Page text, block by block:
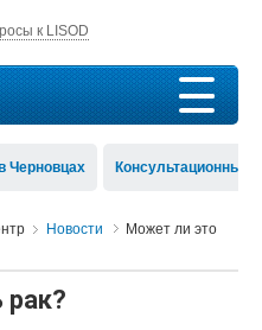
к LISOD
Черновцах Консультационный
Новости
Может ли это